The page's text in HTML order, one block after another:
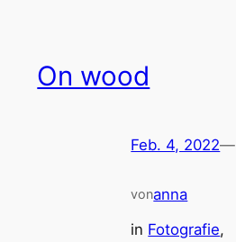
On wood
Feb. 4, 2022—
vonanna
in Fotografie